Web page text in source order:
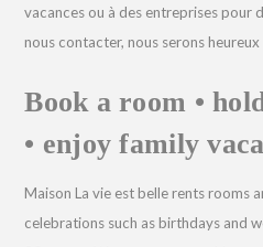
vacances ou à des entreprises pour
nous contacter, nous serons heureux
Book a room •
• enjoy family
Maison La vie est belle rents rooms
celebrations such as birthdays and